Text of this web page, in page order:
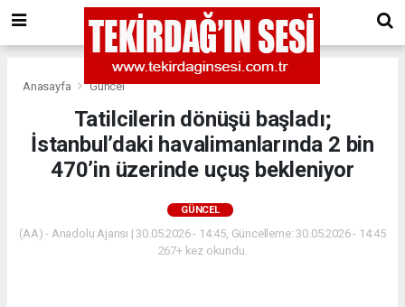
Anasayfa Güncel
Tatilcilerin dönüşü başladı;
İstanbul’daki havalimanlarında 2 bin
470’in üzerinde uçuş bekleniyor
GÜNCEL
(AA) - Anadolu Ajansı | 30.05.2026 - 14:45, Güncelleme: 30.05.2026 - 14:45
267+ kez okundu.